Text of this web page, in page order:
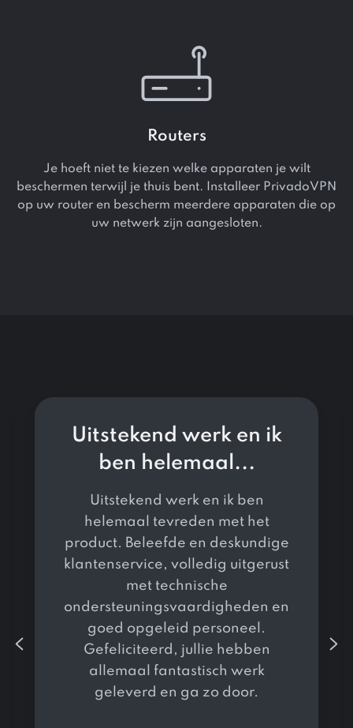
Routers
Je hoeft niet te kiezen welke apparaten je wilt
beschermen terwijl je thuis bent. Installeer PrivadoVPN
op uw router en bescherm meerdere apparaten die op
uw netwerk zijn aangesloten.
Uitstekend werk en ik
ben helemaal...
Uitstekend werk en ik ben
helemaal tevreden met het
product. Beleefde en deskundige
klantenservice, volledig uitgerust
met technische
ondersteuningsvaardigheden en
goed opgeleid personeel.
Gefeliciteerd, jullie hebben
allemaal fantastisch werk
geleverd en ga zo door.